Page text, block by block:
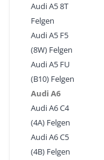
Audi A5 8T
Felgen
Audi A5 F5
(8W) Felgen
Audi A5 FU
(B10) Felgen
Audi A6
Audi A6 C4
(4A) Felgen
Audi A6 C5
(4B) Felgen